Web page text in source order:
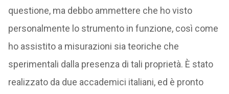
questione, ma debbo ammettere che ho visto
personalmente lo strumento in funzione, così come
ho assistito a misurazioni sia teoriche che
sperimentali dalla presenza di tali proprietà. È stato
realizzato da due accademici italiani, ed è pronto